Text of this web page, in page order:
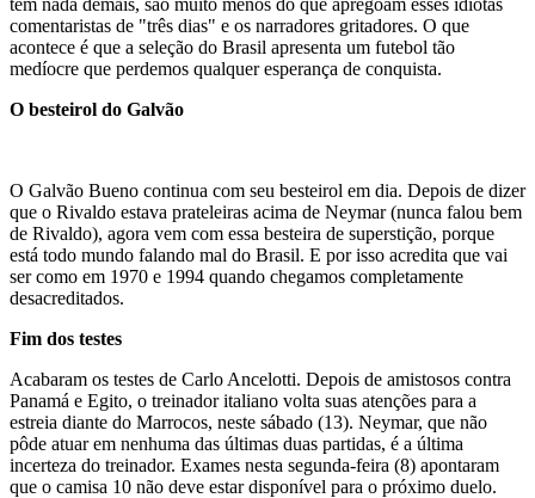
comentaristas de "três dias" e os narradores gritadores. O que
acontece é que a seleção do Brasil apresenta um futebol tão
medíocre que perdemos qualquer esperança de conquista.
O besteirol do Galvão
O Galvão Bueno continua com seu besteirol em dia. Depois de dizer
que o Rivaldo estava prateleiras acima de Neymar (nunca falou bem
de Rivaldo), agora vem com essa besteira de superstição, porque
está todo mundo falando mal do Brasil. E por isso acredita que vai
ser como em 1970 e 1994 quando chegamos completamente
desacreditados.
Fim dos testes
Acabaram os testes de Carlo Ancelotti. Depois de amistosos contra
Panamá e Egito, o treinador italiano volta suas atenções para a
estreia diante do Marrocos, neste sábado (13). Neymar, que não
pôde atuar em nenhuma das últimas duas partidas, é a última
incerteza do treinador. Exames nesta segunda-feira (8) apontaram
que o camisa 10 não deve estar disponível para o próximo duelo.